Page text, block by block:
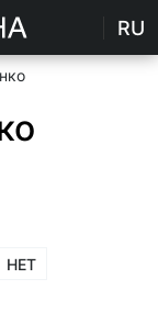
RU
НЕТ